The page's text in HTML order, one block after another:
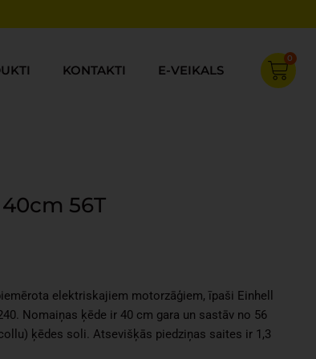
KONTAKTI E-VEIKALS
0
Cart
56T
elektriskajiem motorzāģiem, īpaši Einhell
Nomaiņas ķēde ir 40 cm gara un sastāv no 56
ķēdes soli. Atsevišķās piedziņas saites ir 1,3